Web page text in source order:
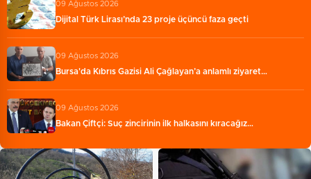
09 Ağustos 2026
Dijital Türk Lirası’nda 23 proje üçüncü faza geçti
09 Ağustos 2026
Bursa'da Kıbrıs Gazisi Ali Çağlayan’a anlamlı ziyaret…
09 Ağustos 2026
Bakan Çiftçi: Suç zincirinin ilk halkasını kıracağız…